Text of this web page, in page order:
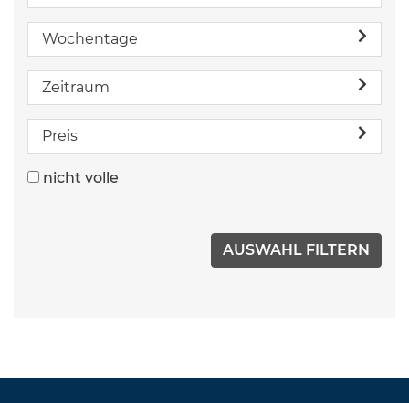
Wochentage
Zeitraum
Preis
nicht volle